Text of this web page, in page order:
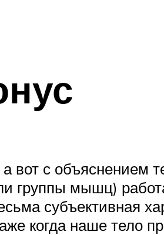
вот с объяснением
группы мышц)
субъективная
когда наше тело